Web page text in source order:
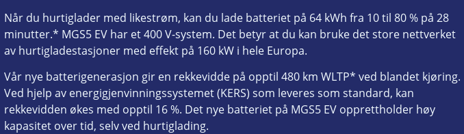
Når du hurtiglader med likestrøm, kan du lade batteriet på 64 kWh fra 10 til 80 % på 28
minutter.* MGS5 EV har et 400 V-system. Det betyr at du kan bruke det store nettverket
av hurtigladestasjoner med effekt på 160 kW i hele Europa.
Vår nye batterigenerasjon gir en rekkevidde på opptil 480 km WLTP* ved blandet kjøring.
Ved hjelp av energigjenvinningssystemet (KERS) som leveres som standard, kan
rekkevidden økes med opptil 16 %. Det nye batteriet på MGS5 EV opprettholder høy
kapasitet over tid, selv ved hurtiglading.